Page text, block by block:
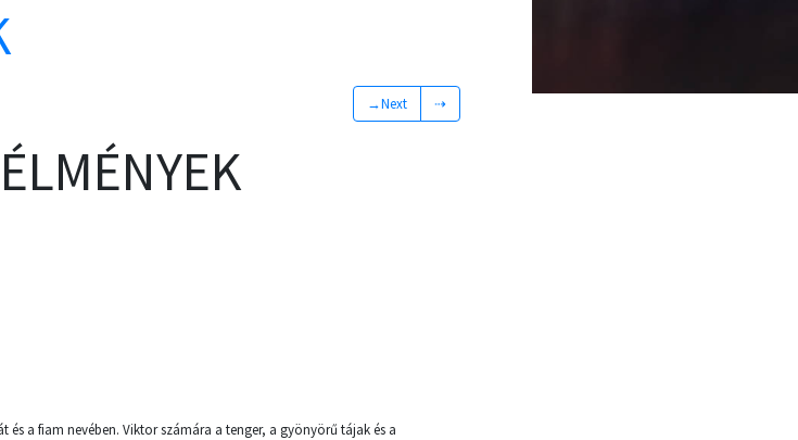
→Next ⇢
a fiam nevében. Viktor számára a tenger, a gyönyörű tájak és a